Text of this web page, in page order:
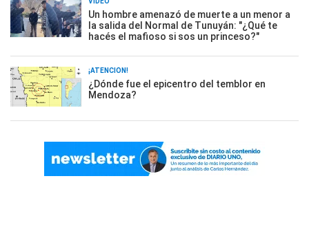
Un hombre amenazó de muerte a un menor a
la salida del Normal de Tunuyán: "¿Qué te
hacés el mafioso si sos un princeso?"
¡ATENCIÓN!
¿Dónde fue el epicentro del temblor en
Mendoza?